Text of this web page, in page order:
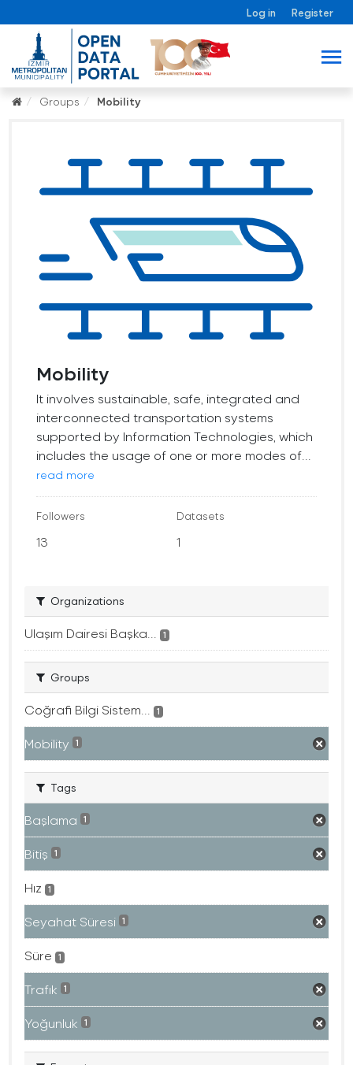
Log in Register
Groups Mobility
Mobility
It involves sustainable, safe, integrated and
interconnected transportation systems
supported by Information Technologies, which
includes the usage of one or more modes of...
read more
Followers
13
Datasets
1
Organizations
Ulaşım Dairesi Başka... 1
Groups
Coğrafi Bilgi Sistem... 1
Mobility 1
Tags
Başlama 1
Bitiş 1
Hız 1
Seyahat Süresi 1
Süre 1
Trafık 1
Yoğunluk 1